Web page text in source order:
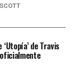
de Travis